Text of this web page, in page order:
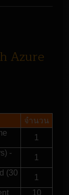
Azure
จำนวน
1
-
1
(30
1
10